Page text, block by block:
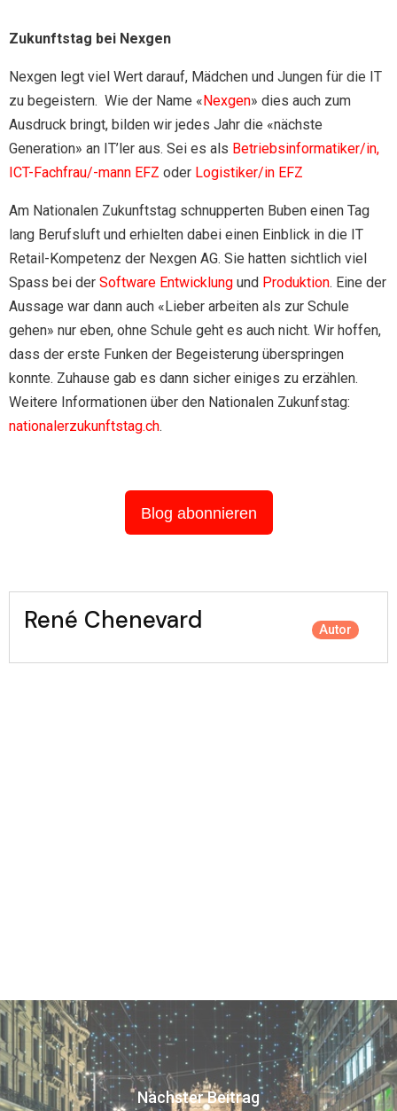
Zukunftstag bei Nexgen
Nexgen legt viel Wert darauf, Mädchen und Jungen für die IT
zu begeistern. Wie der Name «Nexgen» dies auch zum
Ausdruck bringt, bilden wir jedes Jahr die «nächste
Generation» an IT’ler aus. Sei es als Betriebsinformatiker/in,
ICT-Fachfrau/-mann EFZ oder Logistiker/in EFZ
Am Nationalen Zukunftstag schnupperten Buben einen Tag
lang Berufsluft und erhielten dabei einen Einblick in die IT
Retail-Kompetenz der Nexgen AG. Sie hatten sichtlich viel
Spass bei der Software Entwicklung und Produktion. Eine der
Aussage war dann auch «Lieber arbeiten als zur Schule
gehen» nur eben, ohne Schule geht es auch nicht. Wir hoffen,
dass der erste Funken der Begeisterung überspringen
konnte. Zuhause gab es dann sicher einiges zu erzählen.
Weitere Informationen über den Nationalen Zukunfstag:
nationalerzukunftstag.ch.
Blog abonnieren
René Chenevard Autor
Nächster Beitrag